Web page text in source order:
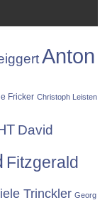
Anton
Fricker Christoph Leisten
David
Fitzgerald
Trinckler Georg